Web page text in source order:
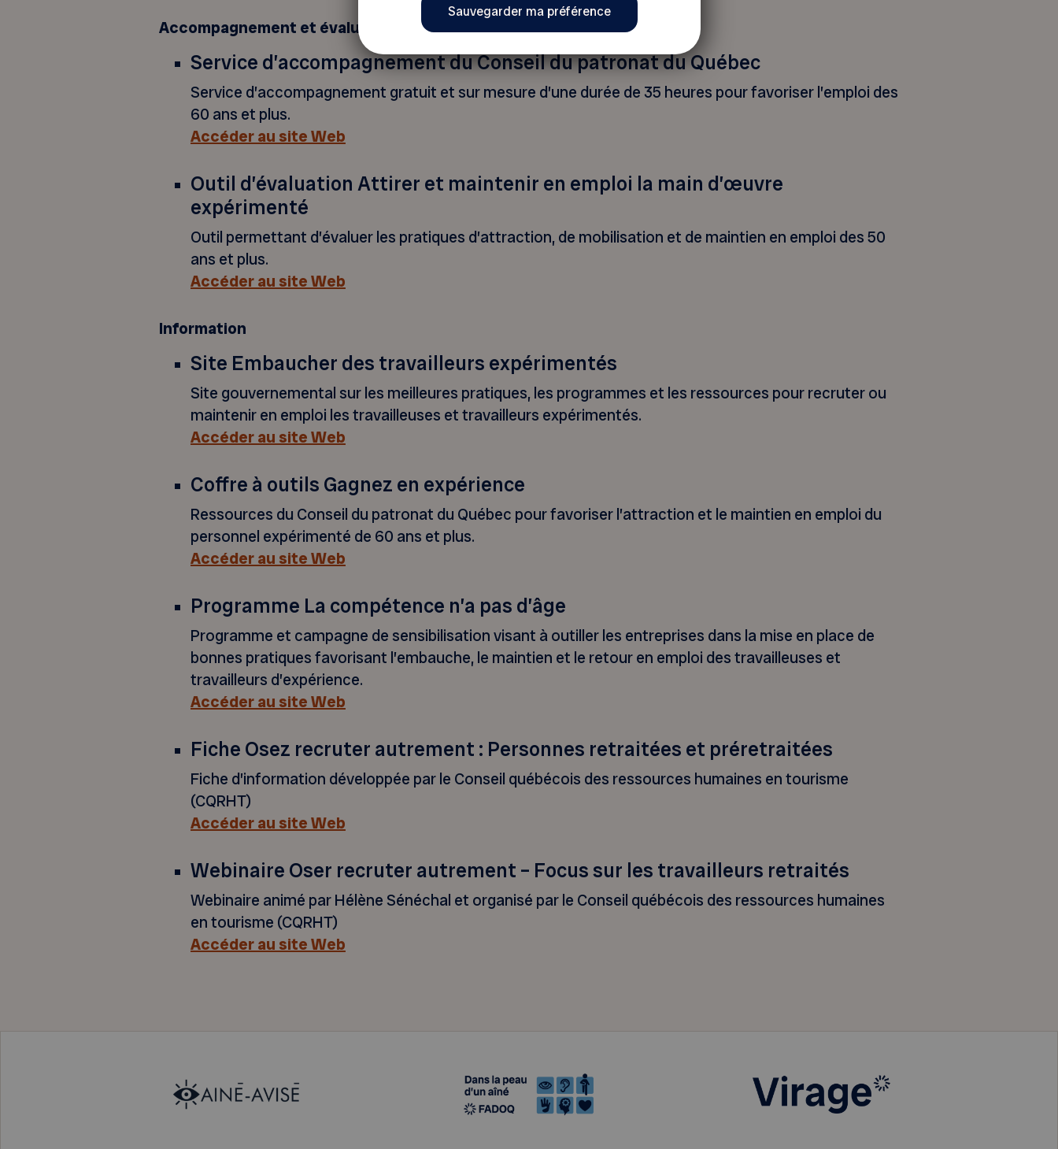
Accompagnement et évaluation
Service d’accompagnement du Conseil du patronat du Québec
Service d’accompagnement gratuit et sur mesure d’une durée de 35 heures pour favoriser l’emploi des
60 ans et plus.
Accéder au site Web
Outil d’évaluation Attirer et maintenir en emploi la main d’œuvre
expérimenté
Outil permettant d’évaluer les pratiques d’attraction, de mobilisation et de maintien en emploi des 50
ans et plus.
Accéder au site Web
Information
Site Embaucher des travailleurs expérimentés
Site gouvernemental sur les meilleures pratiques, les programmes et les ressources pour recruter ou
maintenir en emploi les travailleuses et travailleurs expérimentés.
Accéder au site Web
Coffre à outils Gagnez en expérience
Ressources du Conseil du patronat du Québec pour favoriser l’attraction et le maintien en emploi du
personnel expérimenté de 60 ans et plus.
Accéder au site Web
Programme La compétence n’a pas d’âge
Programme et campagne de sensibilisation visant à outiller les entreprises dans la mise en place de
bonnes pratiques favorisant l’embauche, le maintien et le retour en emploi des travailleuses et
travailleurs d’expérience.
Accéder au site Web
Fiche Osez recruter autrement : Personnes retraitées et préretraitées
Fiche d’information développée par le Conseil québécois des ressources humaines en tourisme
(CQRHT)
Accéder au site Web
Webinaire Oser recruter autrement – Focus sur les travailleurs retraités
Webinaire animé par Hélène Sénéchal et organisé par le Conseil québécois des ressources humaines
en tourisme (CQRHT)
Accéder au site Web